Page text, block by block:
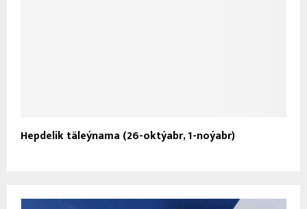
Hepdelik täleýnama (26-oktýabr, 1-noýabr)